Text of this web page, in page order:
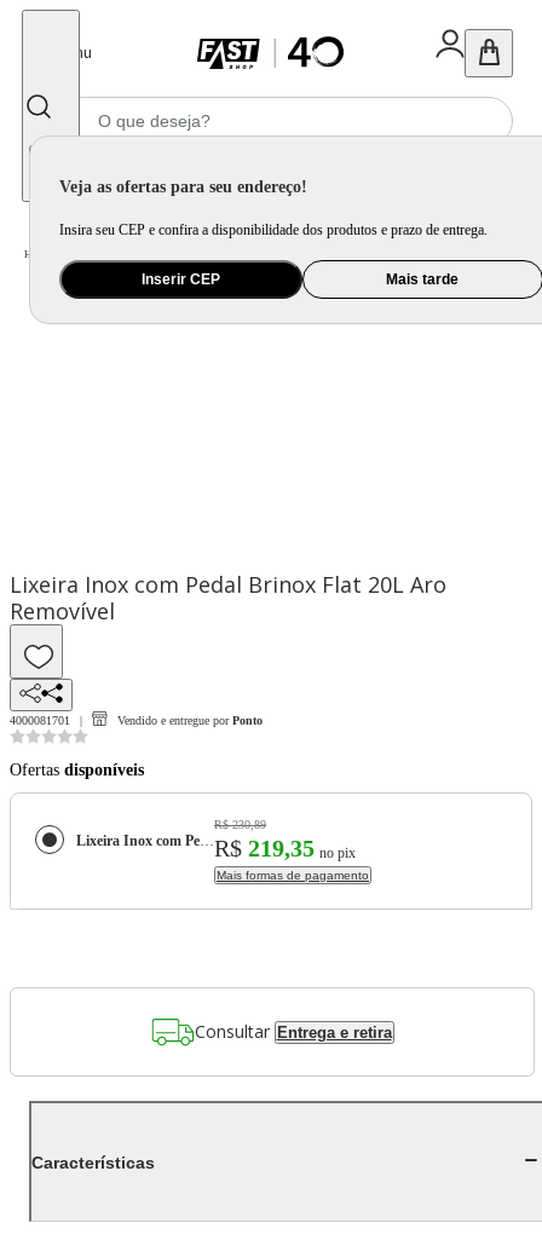
Menu
Veja as ofertas para seu endereço!
Insira seu CEP e confira a disponibilidade dos produtos e prazo de entrega.
Inserir CEP Mais tarde
Home
Lixeira Inox com Pedal Brinox Flat 20L Aro
Removível
4000081701 Vendido e entregue por Ponto
Ofertas disponíveis
Lixeira Inox com Pedal Brinox Flat 20L Aro Removível
R$ 230,89
R$ 219,35 no pix
Mais formas de pagamento
Consultar Entrega e retira
Características